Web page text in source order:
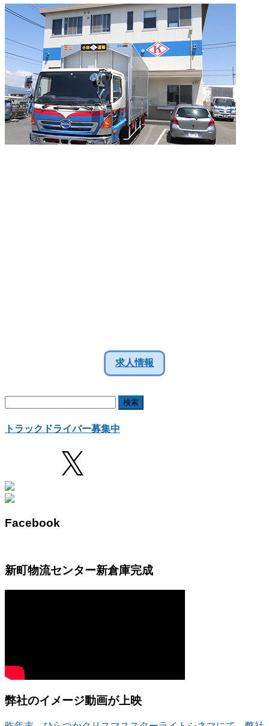
求人情報
トラックドライバー募集中
Facebook
新町物流センター新倉庫完成
弊社のイメージ動画が上映